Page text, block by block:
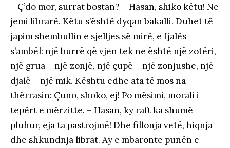
– Ç’do mor, surrat bostan? – Hasan, shiko këtu! Ne
jemi librarë. Këtu s’është dyqan bakalli. Duhet të
japim shembullin e sjelljes së mirë, e fjalës
s’ambël: një burrë që vjen tek ne është një zotëri,
një grua – një zonjë, një çupë – një zonjushe, një
djalë – një mik. Kështu edhe ata të mos na
thërrasin: Çuno, shoko, ej! Po mësimi, morali i
tepërt e mërzitte. – Hasan, ky raft ka shumë
pluhur, eja ta pastrojmë! Dhe fillonja vetë, hiqnja
dhe shkundnja librat. Ay e mbaronte punën e